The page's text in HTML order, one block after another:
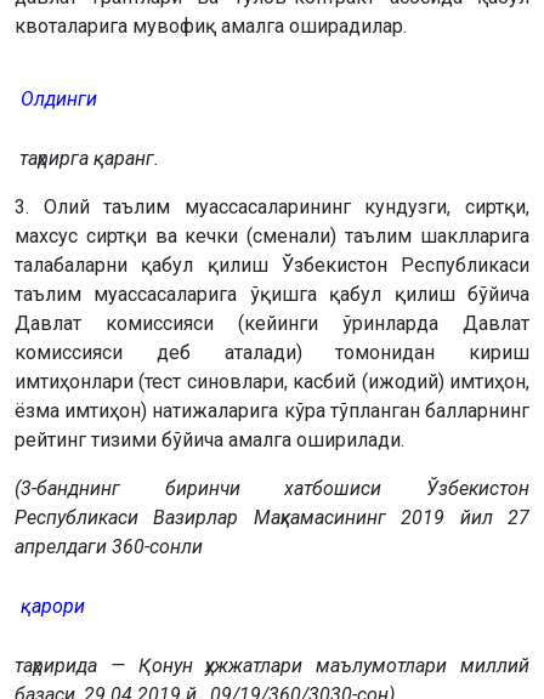
квоталарига мувофиқ амалга оширадилар.
Олдинги
таҳрирга қаранг.
3. Олий таълим муассасаларининг кундузги, сиртқи,
махсус сиртқи ва кечки (сменали) таълим шаклларига
талабаларни қабул қилиш Ўзбекистон Республикаси
таълим муассасаларига ўқишга қабул қилиш бўйича
Давлат комиссияси (кейинги ўринларда Давлат
комиссияси деб аталади) томонидан кириш
имтиҳонлари (тест синовлари, касбий (ижодий) имтиҳон,
ёзма имтиҳон) натижаларига кўра тўпланган балларнинг
рейтинг тизими бўйича амалга оширилади.
(3-банднинг биринчи хатбошиси Ўзбекистон
Республикаси Вазирлар Маҳкамасининг 2019 йил 27
апрелдаги 360-сонли
қарори
таҳририда — Қонун ҳужжатлари маълумотлари миллий